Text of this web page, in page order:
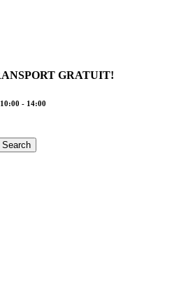
GRATUIT!
- 14:00
Search